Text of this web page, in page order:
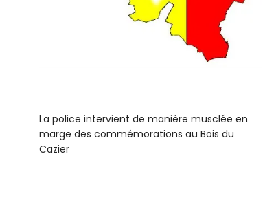
La police intervient de manière musclée en
marge des commémorations au Bois du
Cazier